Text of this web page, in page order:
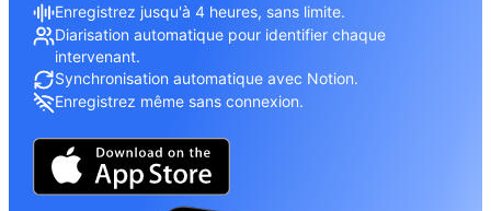
Enregistrez jusqu'à 4 heures, sans limite.
Diarisation automatique pour identifier chaque
intervenant.
Synchronisation automatique avec Notion.
Enregistrez même sans connexion.